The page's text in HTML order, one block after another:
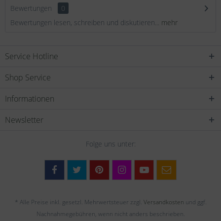
Bewertungen
0
Bewertungen lesen, schreiben und diskutieren... mehr
Service Hotline
Shop Service
Informationen
Newsletter
Folge uns unter:
* Alle Preise inkl. gesetzl. Mehrwertsteuer zzgl. Versandkosten und ggf.
Nachnahmegebühren, wenn nicht anders beschrieben.